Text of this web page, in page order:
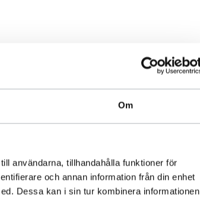
Om
användarna, tillhandahålla funktioner för
och annan information från din enhet
Dessa kan i sin tur kombinera informationen